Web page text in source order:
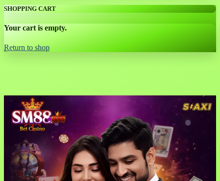
SHOPPING CART
Your cart is empty.
Return to shop